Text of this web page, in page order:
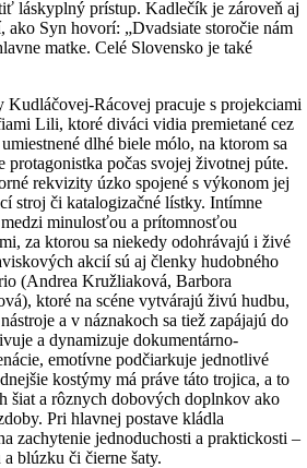
láskyplný prístup. Kadlečík je zároveň aj
ako Syn hovorí: „Dvadsiate storočie nám
matke. Celé Slovensko je také
Kudláčovej-Rácovej pracuje s projekciami
Lili, ktoré diváci vidia premietané cez
dlhé biele mólo, na ktorom sa
protagonistka počas svojej životnej púte.
rekvizity úzko spojené s výkonom jej
stroj či katalogizačné lístky. Intímne
minulosťou a prítomnosťou
za ktorou sa niekedy odohrávajú i živé
akcií sú aj členky hudobného
(Andrea Kružliaková, Barbora
ktoré na scéne vytvárajú živú hudbu,
a v náznakoch sa tiež zapájajú do
a dynamizuje dokumentárno-
emotívne podčiarkuje jednotlivé
kostýmy má práve táto trojica, a to
šiat a rôznych dobových doplnkov ako
Pri hlavnej postave kládla
zachytenie jednoduchosti a praktickosti –
a blúzku či čierne šaty.